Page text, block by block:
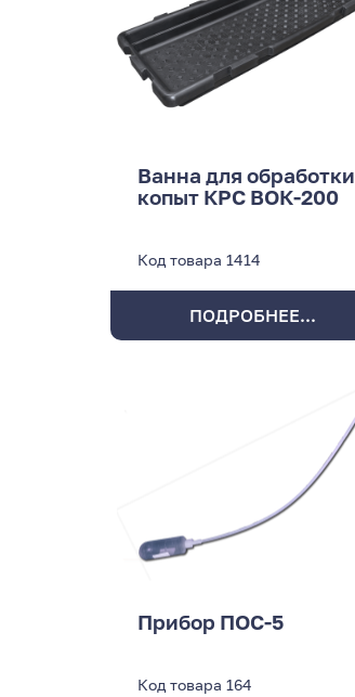
Ванна для обработки
копыт КРС ВОК-200
Код товара 1414
ПОДРОБНЕЕ...
Прибор ПОС-5
Код товара 164